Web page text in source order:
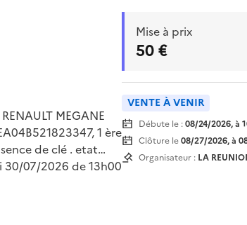
MEGANE
1 ère
de clé . etat
30/07/2026 de 13h00
sur plateau
Mise à prix
50 €
VENTE À VENIR
Débute le :08/24/2026, à
Clôture le08/27/2026, à
Organisateur : LA